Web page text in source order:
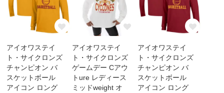
アイオワステイ
ト・サイクロンズ
チャンピオン バ
スケットボール
アイコン ロング
アイオワステイ
ト・サイクロンズ
ゲームデー Cアウ
トure レディース
ミッドweight オ
アイオワステイ
ト・サイクロンズ
チャンピオン バ
スケットボール
アイコン ロング